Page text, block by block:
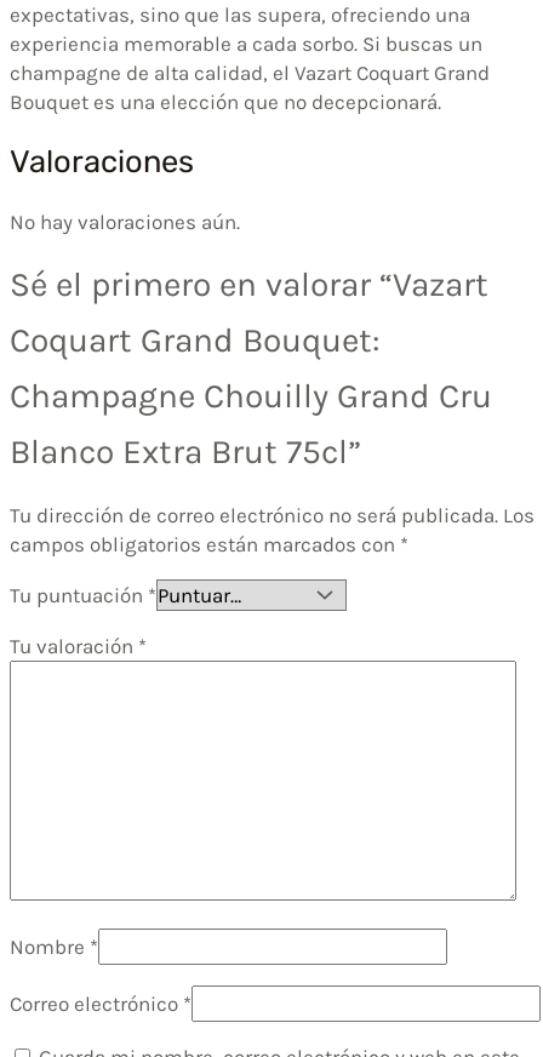
expectativas, sino que las supera, ofreciendo una
experiencia memorable a cada sorbo. Si buscas un
champagne de alta calidad, el Vazart Coquart Grand
Bouquet es una elección que no decepcionará.
Valoraciones
No hay valoraciones aún.
Sé el primero en valorar “Vazart
Coquart Grand Bouquet:
Champagne Chouilly Grand Cru
Blanco Extra Brut 75cl”
Tu dirección de correo electrónico no será publicada. Los
campos obligatorios están marcados con *
Tu puntuación *
Tu valoración *
Nombre *
Correo electrónico *